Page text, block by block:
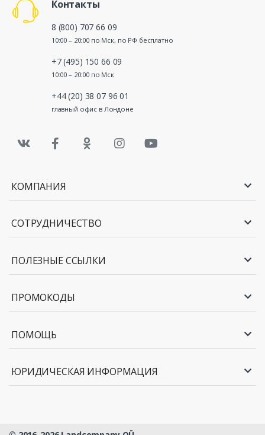
Контакты
8 (800) 707 66 09
10:00 – 20:00 по Мск, по РФ бесплатно
+7 (495) 150 66 09
10:00 – 20:00 по Мск
+44 (20) 38 07 96 01
главный офис в Лондоне
КОМПАНИЯ
СОТРУДНИЧЕСТВО
ПОЛЕЗНЫЕ ССЫЛКИ
ПРОМОКОДЫ
ПОМОЩЬ
ЮРИДИЧЕСКАЯ ИНФОРМАЦИЯ